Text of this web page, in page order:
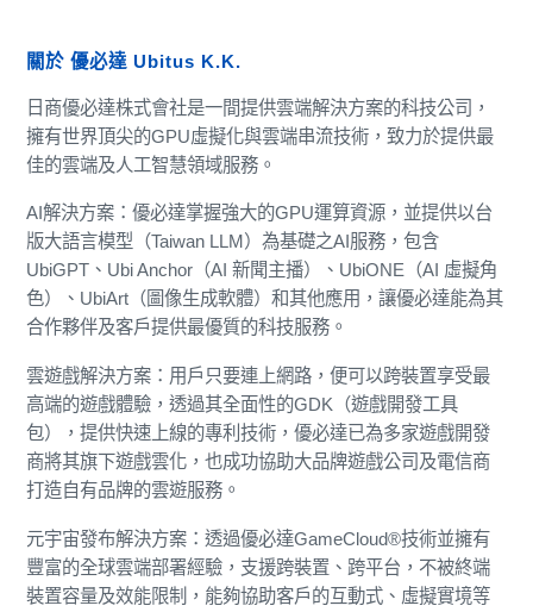
關於 優必達 Ubitus K.K.
日商優必達株式會社是一間提供雲端解決方案的科技公司，
擁有世界頂尖的GPU虛擬化與雲端串流技術，致力於提供最
佳的雲端及人工智慧領域服務。
AI解決方案：優必達掌握強大的GPU運算資源，並提供以台
版大語言模型（Taiwan LLM）為基礎之AI服務，包含
UbiGPT、Ubi Anchor（AI 新聞主播）、UbiONE（AI 虛擬角
色）、UbiArt（圖像生成軟體）和其他應用，讓優必達能為其
合作夥伴及客戶提供最優質的科技服務。
雲遊戲解決方案：用戶只要連上網路，便可以跨裝置享受最
高端的遊戲體驗，透過其全面性的GDK（遊戲開發工具
包），提供快速上線的專利技術，優必達已為多家遊戲開發
商將其旗下遊戲雲化，也成功協助大品牌遊戲公司及電信商
打造自有品牌的雲遊服務。
元宇宙發布解決方案：透過優必達GameCloud®技術並擁有
豐富的全球雲端部署經驗，支援跨裝置、跨平台，不被終端
裝置容量及效能限制，能夠協助客戶的互動式、虛擬實境等